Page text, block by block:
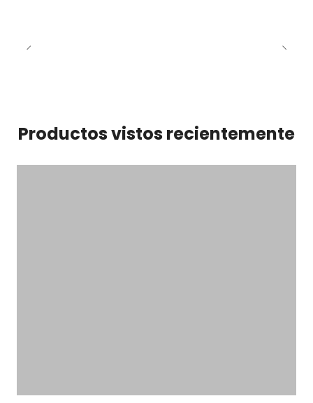
Productos vistos recientemente